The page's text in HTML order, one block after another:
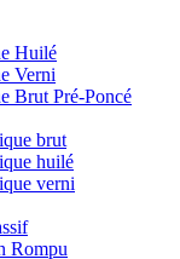
Huilé
Verni
Brut Pré-Poncé
brut
huilé
verni
Rompu